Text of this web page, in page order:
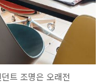
트 조명은 오래전